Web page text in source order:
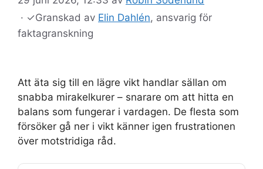
· ✓Granskad av Elin Dahlén, ansvarig för
faktagranskning
Att äta sig till en lägre vikt handlar sällan om
snabba mirakelkurer – snarare om att hitta en
balans som fungerar i vardagen. De flesta som
försöker gå ner i vikt känner igen frustrationen
över motstridiga råd.